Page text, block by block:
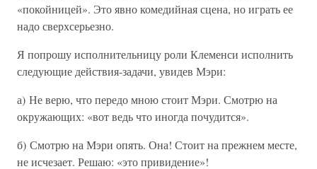
«покойницей». Это явно комедийная сцена, но играть ее
надо сверхсерьезно.
Я попрошу исполнительницу роли Клеменси исполнить
следующие действия-задачи, увидев Мэри:
а) Не верю, что передо мною стоит Мэри. Смотрю на
окружающих: «вот ведь что иногда почудится».
б) Смотрю на Мэри опять. Она! Стоит на прежнем месте,
не исчезает. Решаю: «это привидение»!